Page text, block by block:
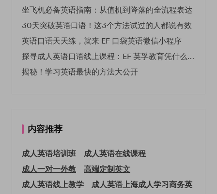
坐飞机必备英语指南：从值机到降落的全流程表达
30天突破英语口语！这3个方法试过的人都说有效
英语口语天天练，就来 EF 口袋英语微信小程序
探寻成人英语口语线上课程：EF 英孚教育凭什么领航
揭秘！学习英语最快的方法大公开
内容推荐
成人英语培训班
成人英语在线课程
成人一对一外教
高端定制英文
成人英语线上教学
成人英语上海成人学习商务英